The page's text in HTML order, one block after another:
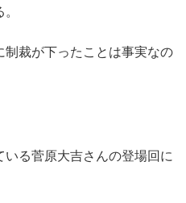
制裁が下ったことは事実なの
る菅原大吉さんの登場回に